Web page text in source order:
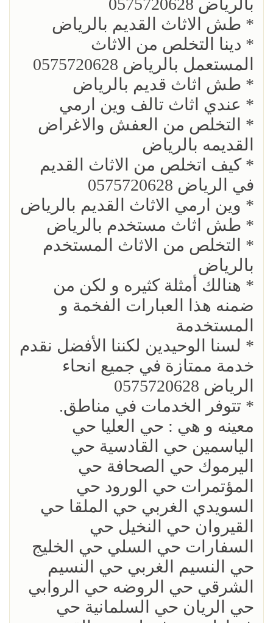
بالرياض 0575720628
* طش الاثاث القديم بالرياض
* دينا التخلص من الاثاث
المستعمل بالرياض 0575720628
* طش اثاث قديم بالرياض
* عندي اثاث تالف وين ارمي
* التخلص من العفش والاغراض
القديمه بالرياض
* كيف اتخلص من الاثاث القديم
في الرياض 0575720628
* وين ارمي الاثاث القديم بالرياض
* طش اثاث مستخدم بالرياض
* التخلص من الاثاث المستخدم
بالرياض
* هنالك أمثلة كثيره و لكن من
ضمنه هذا العبارات الفخمة و
المستخدمة
* لسنا الوحيدين لكننا الأفضل نقدم
خدمة ممتازة في جميع انحاء
الرياض 0575720628
* تتوفر الخدمات في مناطق.
معينه و هي : حي العليا حي
الياسمين حي القادسية حي
اليرموك حي الصحافة حي
المؤتمرات حي الورود حي
السويدي الغربي حي الملقا حي
القيروان حي النخيل حي
السفارات حي السلي حي الخليج
حي النسيم الغربي حي النسيم
الشرقي حي الروضه حي الروابي
حي الريان حي السلمانية حي